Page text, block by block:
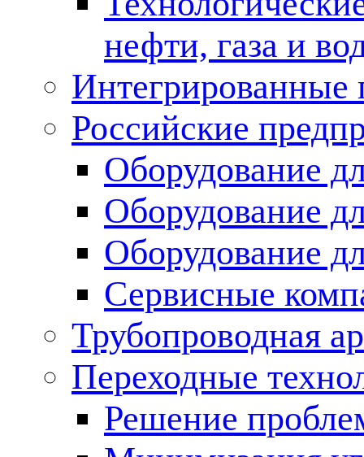
нефти, газа и
Российские
Оборудование
Оборудование
Оборудование
Сервисные
Трубопроводная
Переходные
Решение